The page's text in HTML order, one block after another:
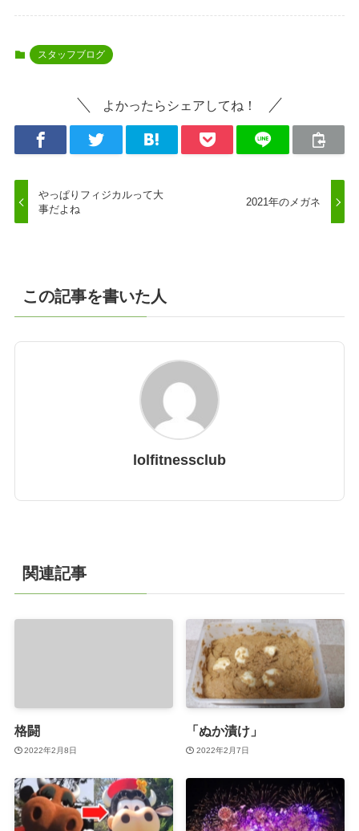
スタッフブログ
よかったらシェアしてね！
やっぱりフィジカルって大
事だよね
2021年のメガネ
この記事を書いた人
lolfitnessclub
関連記事
格闘
2022年2月8日
「ぬか漬け」
2022年2月7日